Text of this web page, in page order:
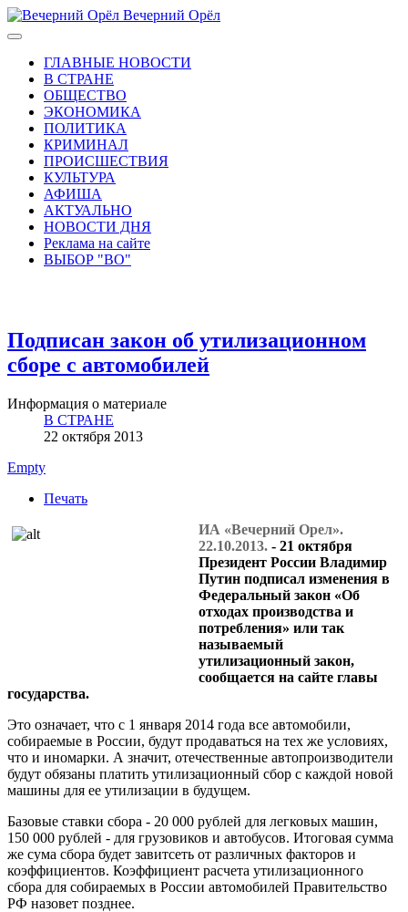
Вечерний Орёл
ГЛАВНЫЕ НОВОСТИ
В СТРАНЕ
ОБЩЕСТВО
ЭКОНОМИКА
ПОЛИТИКА
КРИМИНАЛ
ПРОИСШЕСТВИЯ
КУЛЬТУРА
АФИША
АКТУАЛЬНО
НОВОСТИ ДНЯ
Реклама на сайте
ВЫБОР "ВО"
Подписан закон об утилизационном
сборе с автомобилей
Информация о материале
В СТРАНЕ
22 октября 2013
Empty
Печать
ИА «Вечерний Орел».
22.10.2013. - 21 октября
Президент России Владимир
Путин подписал изменения в
Федеральный закон «Об
отходах производства и
потребления» или так
называемый
утилизационный закон,
сообщается на сайте главы
государства.
Это означает, что с 1 января 2014 года все автомобили,
собираемые в России, будут продаваться на тех же условиях,
что и иномарки. А значит, отечественные автопроизводители
будут обязаны платить утилизационный сбор с каждой новой
машины для ее утилизации в будущем.
Базовые ставки сбора - 20 000 рублей для легковых машин,
150 000 рублей - для грузовиков и автобусов. Итоговая сумма
же сума сбора будет завитсеть от различных факторов и
коэффициентов. Коэффициент расчета утилизационного
сбора для собираемых в России автомобилей Правительство
РФ назовет позднее.